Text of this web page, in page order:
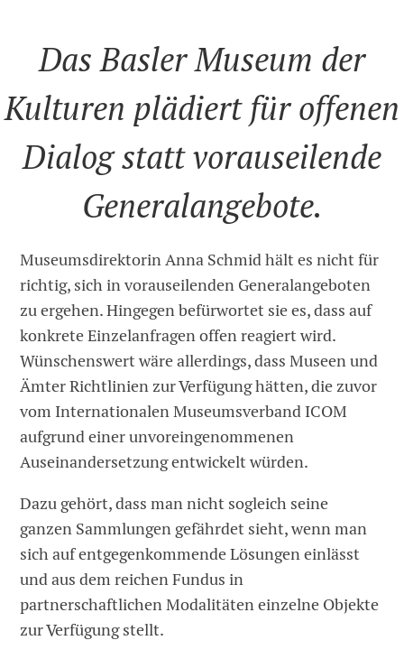
Das Basler Museum der
Kulturen plädiert für offenen
Dialog statt vorauseilende
Generalangebote.
Museumsdirektorin Anna Schmid hält es nicht für
richtig, sich in vorauseilenden Generalangeboten
zu ergehen. Hingegen befürwortet sie es, dass auf
konkrete Einzelanfragen offen reagiert wird.
Wünschenswert wäre allerdings, dass Museen und
Ämter Richtlinien zur Verfügung hätten, die zuvor
vom Internationalen Museumsverband ICOM
aufgrund einer unvoreingenommenen
Auseinandersetzung entwickelt würden.
Dazu gehört, dass man nicht sogleich seine
ganzen Sammlungen gefährdet sieht, wenn man
sich auf entgegenkommende Lösungen einlässt
und aus dem reichen Fundus in
partnerschaftlichen Modalitäten einzelne Objekte
zur Verfügung stellt.